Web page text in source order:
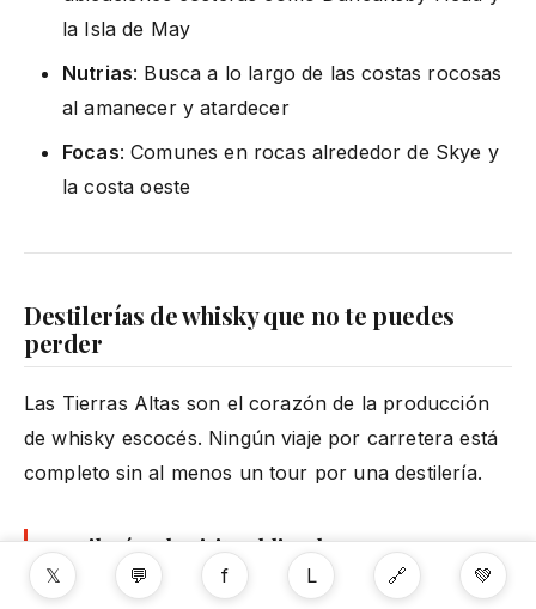
la Isla de May
Nutrias: Busca a lo largo de las costas rocosas
al amanecer y atardecer
Focas: Comunes en rocas alrededor de Skye y
la costa oeste
Destilerías de whisky que no te puedes
perder
Las Tierras Altas son el corazón de la producción
de whisky escocés. Ningún viaje por carretera está
completo sin al menos un tour por una destilería.
Destilerías de visita obligada
Talisker(Isla de Skye) — La única destilería en
𝕏 💬 f L 🔗 💚